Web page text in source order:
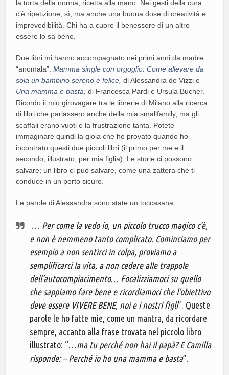
la torta della nonna, ricetta alla mano. Nei gesti della cura
c’è ripetizione, sì, ma anche una buona dose di creatività e
imprevedibilità. Chi ha a cuore il benessere di un altro
essere lo sa bene.
Due libri mi hanno accompagnato nei primi anni da madre
“anomala”:Mamma single con orgoglio. Come allevare da
sola un bambino sereno e felice ,di Alessandra de Vizzi e
Una mamma e basta , di Francesca Pardi e Ursula Bucher.
Ricordo il mio girovagare tra le librerie di Milano alla ricerca
di libri che parlassero anche della mia smallfamily, ma gli
scaffali erano vuoti e la frustrazione tanta. Potete
immaginare quindi la gioia che ho provato quando ho
incontrato questi due piccoli libri (il primo per me e il
secondo, illustrato, per mia figlia). Le storie ci possono
salvare; un libro ci può salvare, come una zattera che ti
conduce in un porto sicuro.
Le parole di Alessandra sono state un toccasana:
… Per come la vedo io, un piccolo trucco magico c’è,
e non è nemmeno tanto complicato. Cominciamo per
esempio a non sentirci in colpa, proviamo a
semplificarci la vita, a non cedere alle trappole
dell’autocompiacimento… Focalizziamoci su quello
che sappiamo fare bene e ricordiamoci che l’obiettivo
deve essere VIVERE BENE, noi e i nostri figli”. Queste
parole le ho fatte mie, come un mantra, da ricordare
sempre, accanto alla frase trovata nel piccolo libro
illustrato: “…ma tu perché non hai il papà? E Camilla
risponde: – Perché io ho una mamma e basta”.